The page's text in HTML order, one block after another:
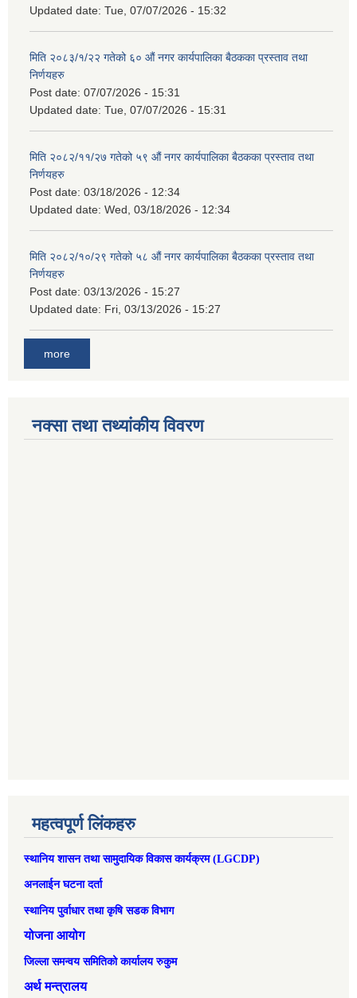
Updated date: Tue, 07/07/2026 - 15:32
मिति २०८३/१/२२ गतेको ६० औं नगर कार्यपालिका बैठकका प्रस्ताव तथा
निर्णयहरु
Post date: 07/07/2026 - 15:31
Updated date: Tue, 07/07/2026 - 15:31
मिति २०८२/११/२७ गतेको ५९ औं नगर कार्यपालिका बैठकका प्रस्ताव तथा
निर्णयहरु
Post date: 03/18/2026 - 12:34
Updated date: Wed, 03/18/2026 - 12:34
मिति २०८२/१०/२९ गतेको ५८ औं नगर कार्यपालिका बैठकका प्रस्ताव तथा
निर्णयहरु
Post date: 03/13/2026 - 15:27
Updated date: Fri, 03/13/2026 - 15:27
more
नक्सा तथा तथ्यांकीय विवरण
महत्वपूर्ण लिंकहरु
स्थानिय शासन तथा सामुदायिक विकास कार्यक्रम (LGCDP)
अनलाईन घटना दर्ता
स्थानिय पुर्वाधार तथा कृषि सडक विभाग
योजना आयोग
जिल्ला समन्वय समितिको कार्यालय रुकुम
अर्थ मन्त्रालय